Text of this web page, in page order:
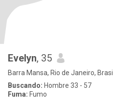
Evelyn, 35
Barra Mansa, Rio de Janeiro, Brasil
Buscando: Hombre 33 - 57
Fuma: Fumo